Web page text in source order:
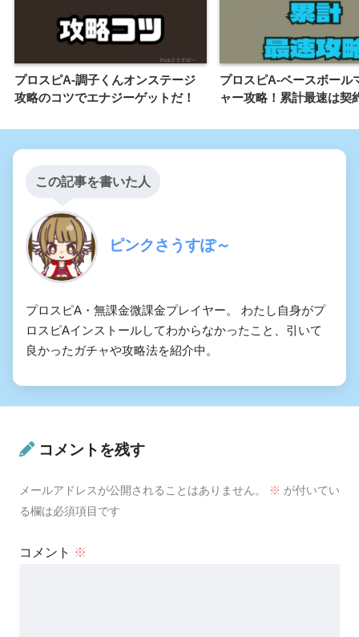
プロスピA-調子くんオンステージ
攻略のコツでエナジーゲットだ！
プロスピA-ベースボール
ャー攻略！累計最速は契
この記事を書いた人
ピンクさうすぽ～
プロスピA・無課金微課金プレイヤー。 わたし自身がプ
ロスピAインストールしてわからなかったこと、引いて
良かったガチャや攻略法を紹介中。
コメントを残す
メールアドレスが公開されることはありません。 ※ が付いてい
る欄は必須項目です
コメント ※